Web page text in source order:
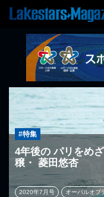
#特集
4年後の パリをめ
穣・ 菱田悠杏
2020年7月号 オーパルオプ